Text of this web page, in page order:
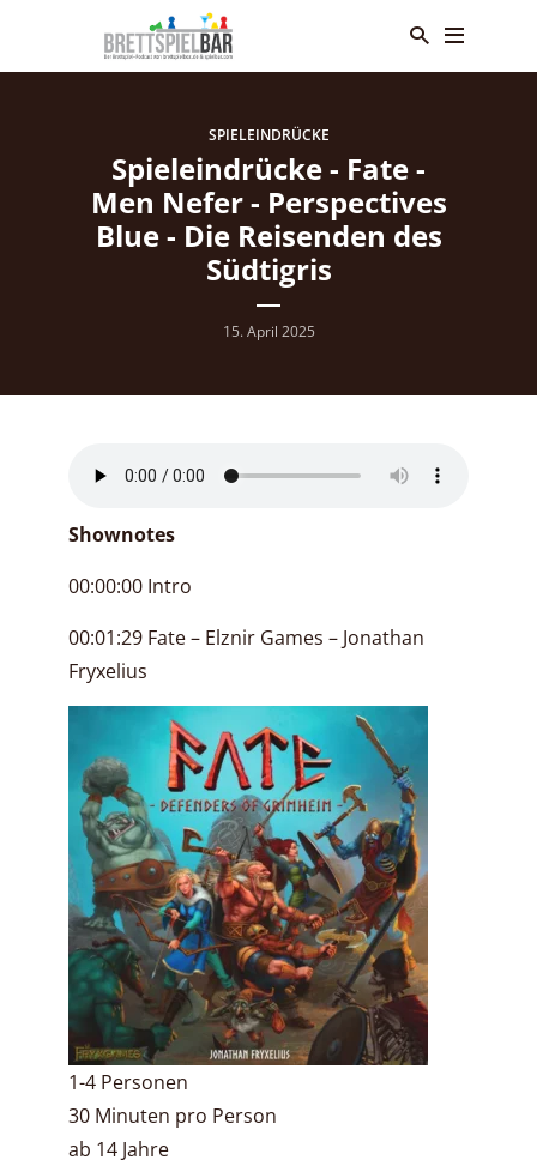
SPIELEINDRÜCKE
Spieleindrücke - Fate -
Men Nefer - Perspectives
Blue - Die Reisenden des
Südtigris
15. April 2025
Shownotes
00:00:00 Intro
00:01:29 Fate – Elznir Games – Jonathan
Fryxelius
1-4 Personen
30 Minuten pro Person
ab 14 Jahre